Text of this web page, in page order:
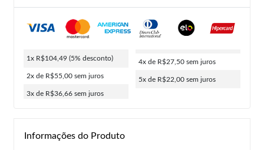
1x R$104,49 (5% desconto)
2x de R$55,00 sem juros
3x de R$36,66 sem juros
4x de R$27,50 sem juros
5x de R$22,00 sem juros
Informações do Produto